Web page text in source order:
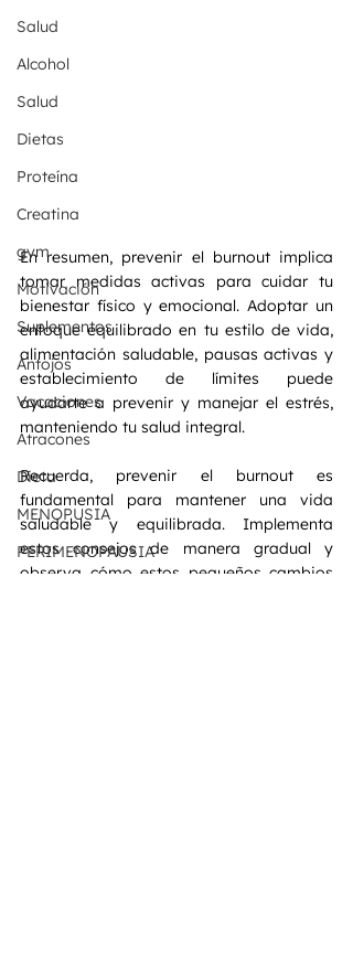
Salud
Alcohol
Salud
Dietas
Proteína
Creatina
gym
Motivación
Suplementos
Antojos
Vacaciones
Atracones
Dieta
MENOPUSIA
PERIMENOPAUSIA
En resumen, prevenir el burnout implica
tomar medidas activas para cuidar tu
bienestar físico y emocional. Adoptar un
enfoque equilibrado en tu estilo de vida,
alimentación saludable, pausas activas y
establecimiento de límites puede
ayudarte a prevenir y manejar el estrés,
manteniendo tu salud integral.
Recuerda, prevenir el burnout es
fundamental para mantener una vida
saludable y equilibrada. Implementa
estos consejos de manera gradual y
observa cómo estos pequeños cambios